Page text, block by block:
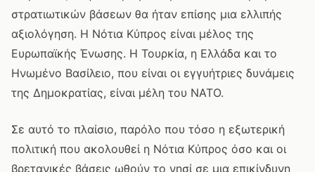
στρατιωτικών βάσεων θα ήταν επίσης μια ελλιπής
αξιολόγηση. Η Νότια Κύπρος είναι μέλος της
Ευρωπαϊκής Ένωσης. Η Τουρκία, η Ελλάδα και το
Ηνωμένο Βασίλειο, που είναι οι εγγυήτριες δυνάμεις
της Δημοκρατίας, είναι μέλη του ΝΑΤΟ.
Σε αυτό το πλαίσιο, παρόλο που τόσο η εξωτερική
πολιτική που ακολουθεί η Νότια Κύπρος όσο και οι
βρετανικές βάσεις ωθούν το νησί σε μια επικίνδυνη